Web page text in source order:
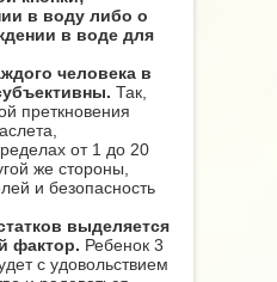
в воду либо о
в воде для
человека в
Так,
преткновения
от 1 до 20
же стороны,
и безопасность
выделяется
фактор. Ребенок 3
с удовольствием